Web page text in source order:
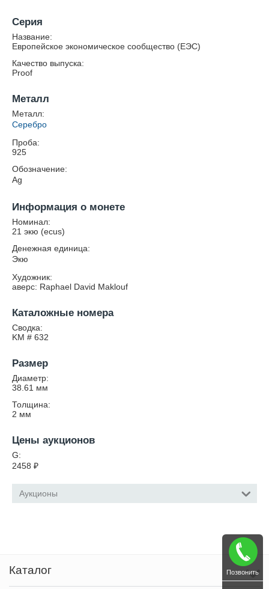
Серия
Название:
Европейское экономическое сообщество (ЕЭС)
Качество выпуска:
Proof
Металл
Металл:
Серебро
Проба:
925
Обозначение:
Ag
Информация о монете
Номинал:
21 экю (ecus)
Денежная единица:
Экю
Художник:
аверс: Raphael David Maklouf
Каталожные номера
Сводка:
KM # 632
Размер
Диаметр:
38.61 мм
Толщина:
2 мм
Цены аукционов
G:
2458 ₽
Аукционы
Каталог Позвонить